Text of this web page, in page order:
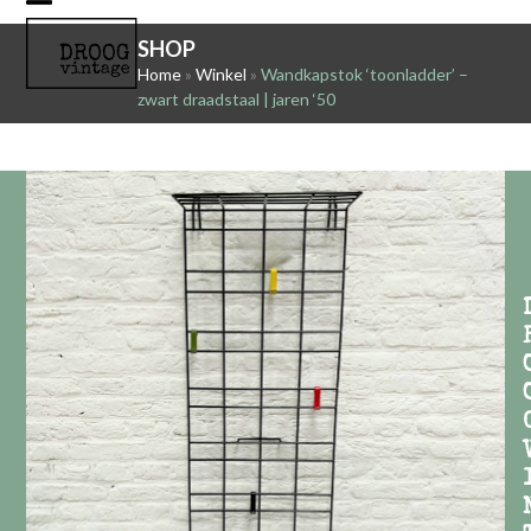
Skip
content
Open
mobile
Close
mobile
SHOP
Home» Winkel » Wandkapstok ‘toonladder’ –
zwart draadstaal | jaren ‘50